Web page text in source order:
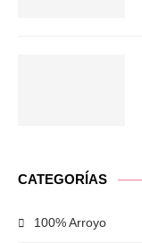
CATEGORÍAS
100% Arroyo